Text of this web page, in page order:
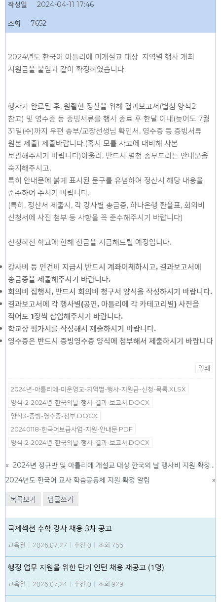
작성일 2024-04-11 17:46
조회 7652
2024년도 한국어 아틀리에 미개설교 대상 지역별 행사 개최
지원금을 붙임과 같이 확정하였습니다.
행사가 완료된 후, 원활한 정산을 위해 결과보고서(별첨 양식2
참고) 및 영수증 등 증빙서류를 행사 종료 후 한달 이내(늦어도 7월
31일(수)까지 우편 송부/교장선생님 확인서, 영수증 등 증빙서류
원본 제출) 제출바랍니다.(혹시 모를 사고에 대비해 사본
보관해주시기 바랍니다)아울러, 반드시 별첨 송부드리는 안내문을
숙지해주시고,
특히 안내문에 붉게 표시된 문구를 유념하여 정산시 해당 내용을
준수하여 주시기 바랍니다.
(특히, 정산서 제출시, 각 강사별 송금증, 하나은행 환율표, 회의비
신청서에 사진 첨부 등 사항을 꼭 준수해주시기 바랍니다)
신청하신 학교에 한해 선금을 지급해드릴 예정입니다.
강사비 등 인건비 지급시 반드시 계좌이체하시고, 결과보고서에
송금증을 제출해주시기 바랍니다.
회의비 집행시, 반드시 회의비 청구서 양식을 작성하시기 바랍니다.
결과보고서에 각 행사별(공연, 아틀리에 각 카테고리별) 사진을
적어도 1장씩 삽입해주시기 바랍니다.
학교장 평가서를 작성해서 제출하시기 바랍니다.
영수증은 반드시 증빙영수증 양식에 첨부해서 제출하시기 바랍니다
인쇄
2024년-아틀리에-미운영교-지역별-행사-지원금-신청-목록.XLSX
양식-2-2024년-한국의날-행사-결과-보고서.DOCX
양식3-증빙-영수증-첨부.DOCX
20240118-한국어보급사업-지원-안내문.PDF
양식-2-2024년-한국의날-행사-결과-보고서.DOCX
«
2024년 정규반 및 아틀리에 개설교 대상 한국의 날 행사비 지원 확정 알림
2024년도 한국어 교사 학습공동체 지원 확정 알림
»
목록보기 답글쓰기
국제섹션 수학 강사 채용 3차 공고
교육원 2026.07.27 추천 0 조회 755
행정 업무 지원을 위한 단기 인턴 채용 재공고 (1명)
교육원 2026.07.24 추천 0 조회 929